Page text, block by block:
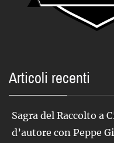
Articoli recenti
Sagra del Raccolto a
d’autore con Peppe